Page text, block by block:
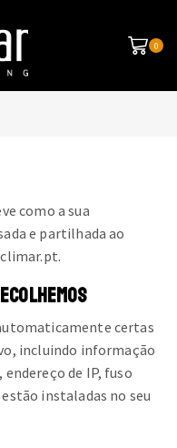
0
como a sua
e partilhada ao
certas
incluindo informação
de IP, fuso
instaladas no seu